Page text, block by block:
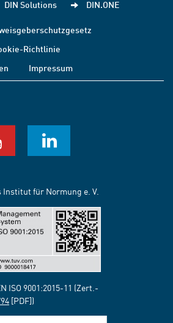
DIN Solutions DIN.ONE
Richtlinie
Impressum
Institut für Normung e. V.
ISO 9001:2015-11 (Zert.-
[PDF])